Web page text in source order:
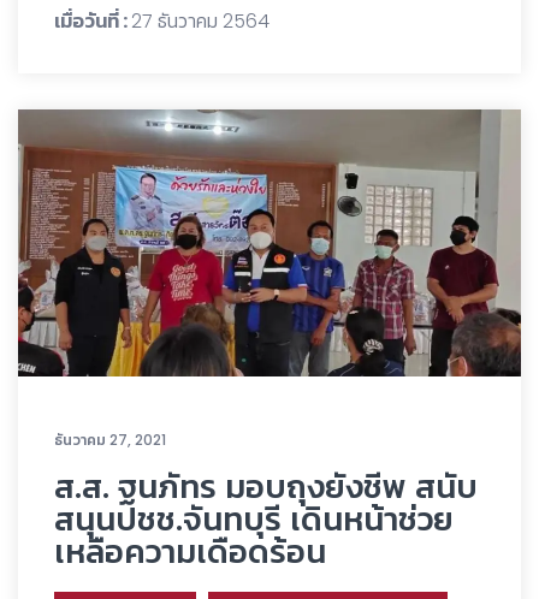
เมื่อวันที่ :27 ธันวาคม 2564
ธันวาคม 27, 2021
ส.ส. ฐนภัทร มอบถุงยังชีพ สนับ
สนุนปชช.จันทบุรี เดินหน้าช่วย
เหลือความเดือดร้อน